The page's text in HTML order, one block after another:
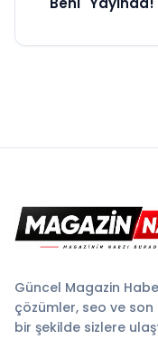
Güncel Magazin
çözümler, seo ve son
bir şekilde sizlere